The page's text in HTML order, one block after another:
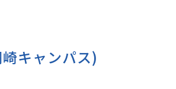
キャンパス)